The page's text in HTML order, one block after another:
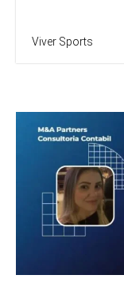
Viver Sports